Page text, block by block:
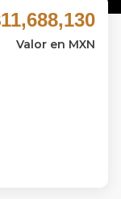
Valor en MXN